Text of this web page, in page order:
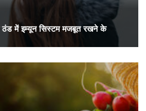
में इम्यून सिस्टम मजबूत रखने के